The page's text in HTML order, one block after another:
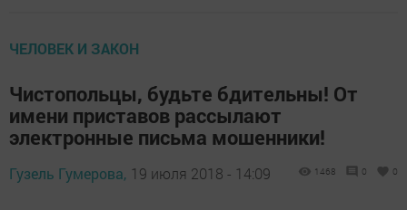
ЧЕЛОВЕК И ЗАКОН
Чистопольцы, будьте бдительны! От
имени приставов рассылают
электронные письма мошенники!
Гузель Гумерова, 19 июля 2018 - 14:09 1468 0 0